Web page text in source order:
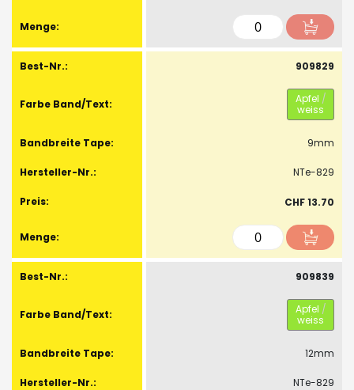
909829
Apfel /
weiss
9mm
NTe-829
CHF 13.70
909839
Apfel /
weiss
12mm
NTe-829